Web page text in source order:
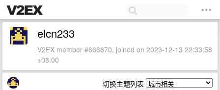
elcn233
V2EX member #666870, joined on 2023-12-13 22:33:58
+08:00
切换主题列表